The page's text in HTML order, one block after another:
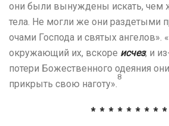
они были вынуждены искать, чем
тела. Не могли же они раздетыми
очами Господа и святых ангелов». «
окружающий их, вскоре исчез; и
потери Божественного одеяния
прикрыть свою наготу».
8
* * * * * * * * *